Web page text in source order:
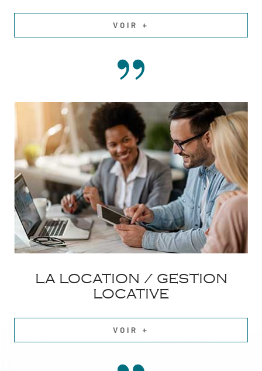
VOIR +
LA LOCATION / GESTION
LOCATIVE
VOIR +